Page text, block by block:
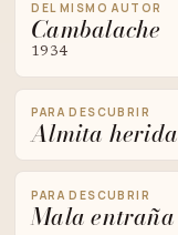
DEL MISMO AUTOR
Cambalache
1934
PARA DESCUBRIR
Almita herida
PARA DESCUBRIR
Mala entraña